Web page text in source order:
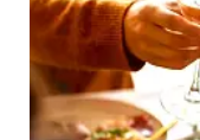
akkurat
nå
-